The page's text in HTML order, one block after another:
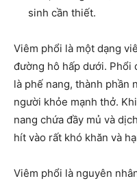
sinh cần thiết.
Viêm phổi là một dạng
đường hô hấp dưới. Phổi
là phế nang, thành phần
người khỏe mạnh thở.
nang chứa đầy mủ và
hít vào rất khó khăn và
Viêm phổi là nguyên